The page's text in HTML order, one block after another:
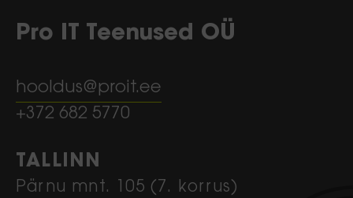
Pro IT Teenused OÜ
hooldus@proit.ee
+372 682 5770
TALLINN
Pärnu mnt. 105 (7. korrus)